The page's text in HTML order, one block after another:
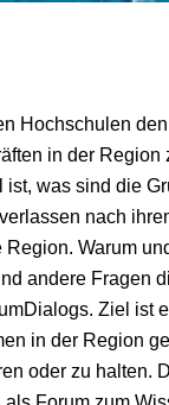
Hochschulen
in der Region
was sind die
nach
Warum
andere Fragen
Ziel ist
in der Region
oder zu halten.